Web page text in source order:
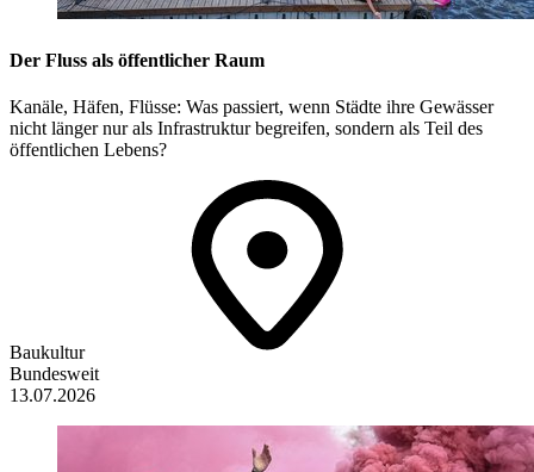
Der Fluss als öffentlicher Raum
Kanäle, Häfen, Flüsse: Was passiert, wenn Städte ihre Gewässer
nicht länger nur als Infrastruktur begreifen, sondern als Teil des
öffentlichen Lebens?
Baukultur
Bundesweit
13.07.2026